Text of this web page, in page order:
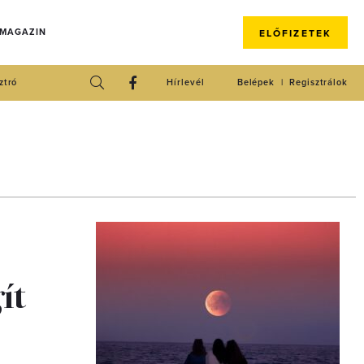
ELŐFIZETEK
Regisztrálok
Belépek
Hírlevél